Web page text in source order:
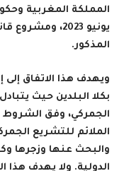
يونيو 2023، ومشروع قانون رقم 37.23
المذكور.
ويهدف هذا الاتفاق إلى
بكلا البلدين حيث
الجمركي، وفق الشروط
الملائم للتشريع
والبحث عنها وزجرها
الدولية. ولا يهدف هذا